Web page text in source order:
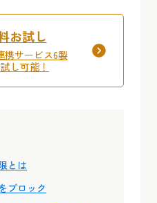
お試し
携サービス6製
し可能！
とは
ブロック